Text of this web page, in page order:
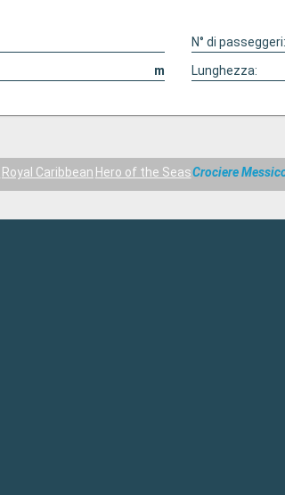
N° di passeggeri:
m Lunghezza:
Royal Caribbean Hero of the SeasCrociere